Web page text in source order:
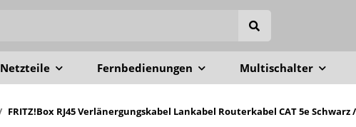
Netzteile Fernbedienungen Multischalter
FRITZ!Box RJ45 Verlänergungskabel Lankabel Routerkabel CAT 5e Schwarz